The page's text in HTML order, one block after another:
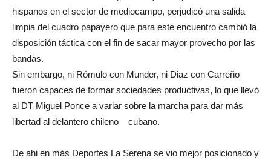
hispanos en el sector de mediocampo, perjudicó una salida
limpia del cuadro papayero que para este encuentro cambió la
disposición táctica con el fin de sacar mayor provecho por las
bandas.
Sin embargo, ni Rómulo con Munder, ni Diaz con Carreño
fueron capaces de formar sociedades productivas, lo que llevó
al DT Miguel Ponce a variar sobre la marcha para dar más
libertad al delantero chileno – cubano.
De ahi en más Deportes La Serena se vio mejor posicionado y